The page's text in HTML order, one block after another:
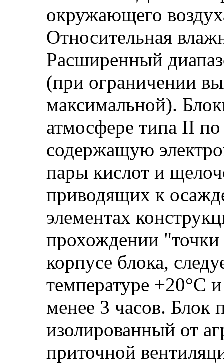
окружающего
Относительная
Расширенный
(при ограничении
максимальной).
атмосфере типа II
содержащую
пары кислот и
приводящих к
элементах
прохождении
корпусе блока,
температуре +20°С
менее 3 часов. Блок
изолированный от
приточной